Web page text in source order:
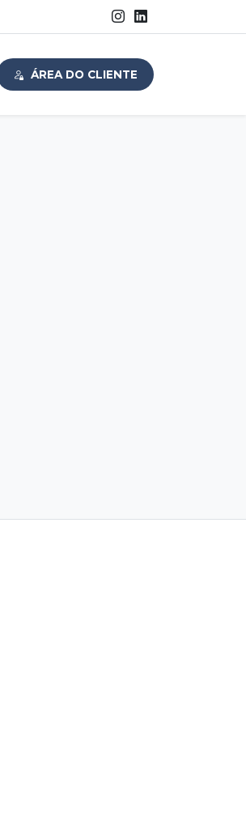
ÁREA DO CLIENTE